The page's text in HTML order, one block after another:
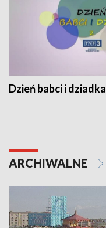
Dzień babci i dziadka
ARCHIWALNE